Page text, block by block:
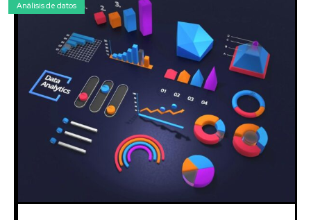
Análisis de datos